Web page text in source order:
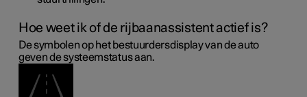
Hoe weet ik of de rijbaanassistent actief is?
De symbolen op het bestuurdersdisplay van de auto
geven de systeemstatus aan.